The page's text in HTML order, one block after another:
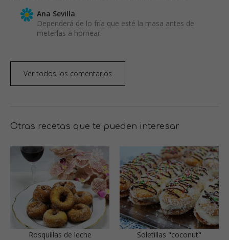
Ana Sevilla
Dependerá de lo fría que esté la masa antes de
meterlas a hornear.
Ver todos los comentarios
Otras recetas que te pueden interesar
Rosquillas de leche
Soletillas "coconut"